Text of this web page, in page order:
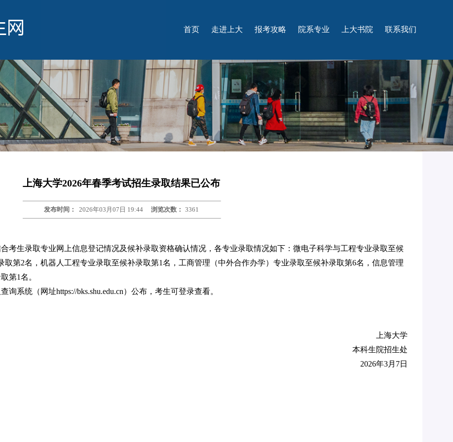
首页 走进上大 报考攻略 院系专业 上大书院 联系我们
上海大学2026年春季考试招生录取结果已公布
发布时间： 2026年03月07日 19:44 浏览次数： 3361
考生录取专业网上信息登记情况及候补录取资格确认情况，各专业录取情况如下：微电子科学与工程专业录取至候
取第2名，机器人工程专业录取至候补录取第1名，工商管理（中外合作办学）专业录取至候补录取第6名，信息管理
第1名。
询系统（网址https://bks.shu.edu.cn）公布，考生可登录查看。
上海大学
本科生院招生处
2026年3月7日